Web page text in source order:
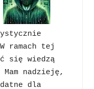
ramach tej
się wiedzą
nadzieję,
dla